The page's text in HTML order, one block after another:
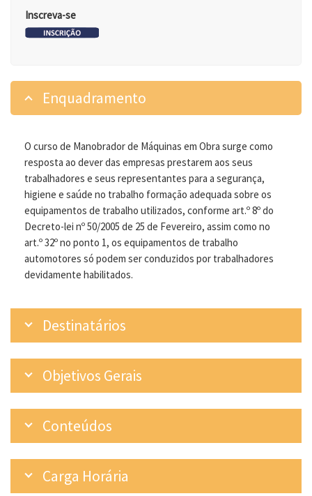
Inscreva-se
Enquadramento
O curso de Manobrador de Máquinas em Obra surge como
resposta ao dever das empresas prestarem aos seus
trabalhadores e seus representantes para a segurança,
higiene e saúde no trabalho formação adequada sobre os
equipamentos de trabalho utilizados, conforme art.º 8º do
Decreto-lei nº 50/2005 de 25 de Fevereiro, assim como no
art.º 32º no ponto 1, os equipamentos de trabalho
automotores só podem ser conduzidos por trabalhadores
devidamente habilitados.
Destinatários
Objetivos Gerais
Conteúdos
Carga Horária